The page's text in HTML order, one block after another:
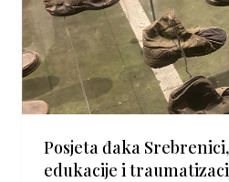
Posjeta đaka
edukacije i